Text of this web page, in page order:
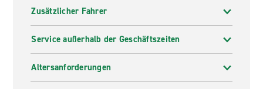
Zusätzlicher Fahrer
Service außerhalb der Geschäftszeiten
Altersanforderungen